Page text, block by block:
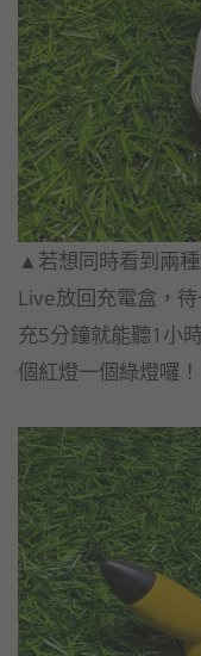
▲若想同時看到兩
Live放回充電盒，
充5分鐘就能聽1小
個紅燈一個綠燈囉！